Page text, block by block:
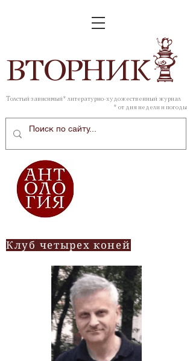
ВТОРНИК
Толстый зависимый* литературно-художественный журнал
* от дня недели и погоды
Клуб четырех коней